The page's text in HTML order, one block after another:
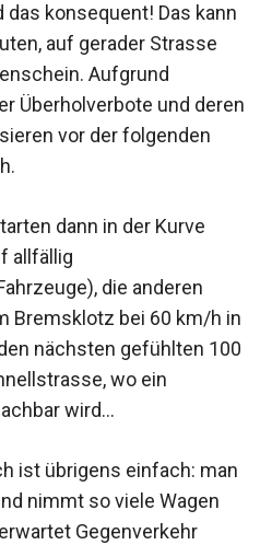
das konsequent! Das kann
auf gerader Strasse
Aufgrund
Überholverbote und deren
vor der folgenden
dann in der Kurve
allfällig
die anderen
Bremsklotz bei 60 km/h in
nächsten gefühlten 100
wo ein
wird…
ist übrigens einfach: man
nimmt so viele Wagen
Gegenverkehr